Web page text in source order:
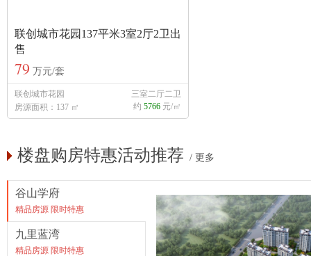
联创城市花园137平米3室2厅2卫出
售
79 万元/套
联创城市花园
房源面积：137 ㎡
三室二厅二卫
约 5766 元/㎡
楼盘购房特惠活动推荐 / 更多
谷山学府
精品房源 限时特惠
九里蓝湾
精品房源 限时特惠